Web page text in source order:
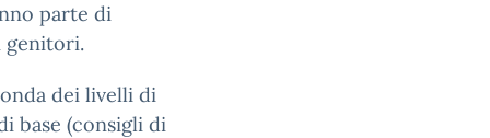
parte di
genitori.
dei livelli di
base (consigli di